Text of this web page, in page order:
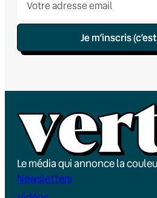
Je m’inscris
Le média qui annonce la
Newsletters